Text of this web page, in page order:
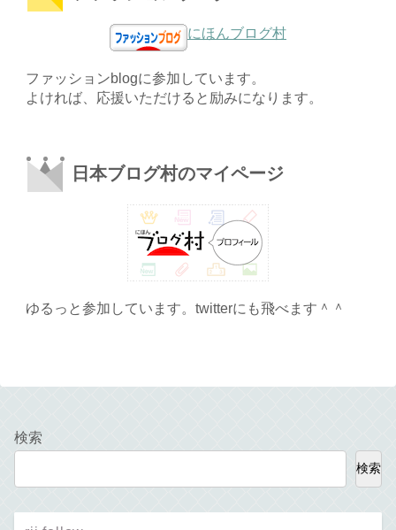
にほんブログ村
ファッションblogに参加しています。
よければ、応援いただけると励みになります。
日本ブログ村のマイページ
ゆるっと参加しています。twitterにも飛べます＾＾
検索
検索